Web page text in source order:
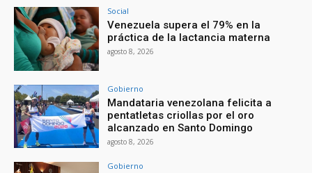
Social
Venezuela supera el 79% en la
práctica de la lactancia materna
agosto 8, 2026
Gobierno
Mandataria venezolana felicita a
pentatletas criollas por el oro
alcanzado en Santo Domingo
agosto 8, 2026
Gobierno